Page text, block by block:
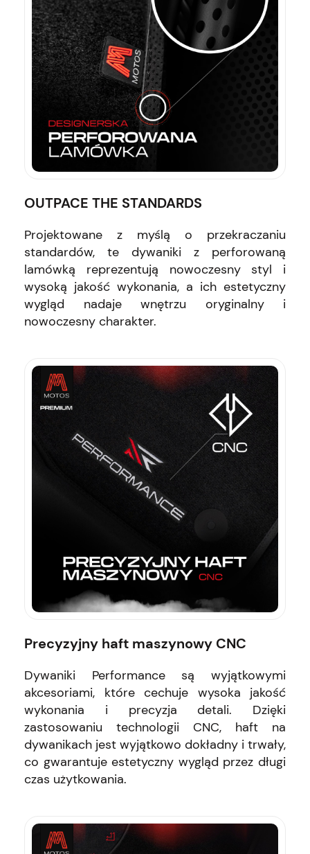
OUTPACE THE STANDARDS
Projektowane z myślą o przekraczaniu
standardów, te dywaniki z perforowaną
lamówką reprezentują nowoczesny styl i
wysoką jakość wykonania, a ich estetyczny
wygląd nadaje wnętrzu oryginalny i
nowoczesny charakter.
Precyzyjny haft maszynowy CNC
Dywaniki Performance są wyjątkowymi
akcesoriami, które cechuje wysoka jakość
wykonania i precyzja detali. Dzięki
zastosowaniu technologii CNC, haft na
dywanikach jest wyjątkowo dokładny i trwały,
co gwarantuje estetyczny wygląd przez długi
czas użytkowania.